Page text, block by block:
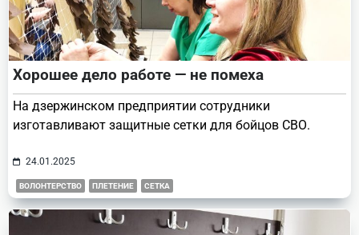
Хорошее дело работе — не помеха
На дзержинском предприятии сотрудники
изготавливают защитные сетки для бойцов СВО.
24.01.2025
ВОЛОНТЕРСТВО ПЛЕТЕНИЕ СЕТКА